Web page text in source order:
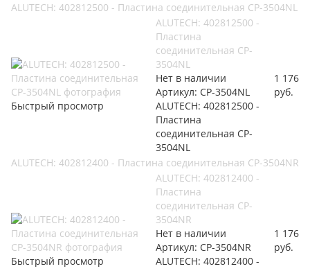
ALUTECH: 402812500 - Пластина соединительная CP-3504NL
Быстрый просмотр
ALUTECH: 402812500 -
Пластина
соединительная CP-
3504NL
Нет в наличии
Артикул: CP-3504NL
ALUTECH: 402812500 -
Пластина
соединительная CP-
3504NL
1 176
руб.
ALUTECH: 402812400 - Пластина соединительная CP-3504NR
Быстрый просмотр
ALUTECH: 402812400 -
Пластина
соединительная CP-
3504NR
Нет в наличии
Артикул: CP-3504NR
ALUTECH: 402812400 -
1 176
руб.